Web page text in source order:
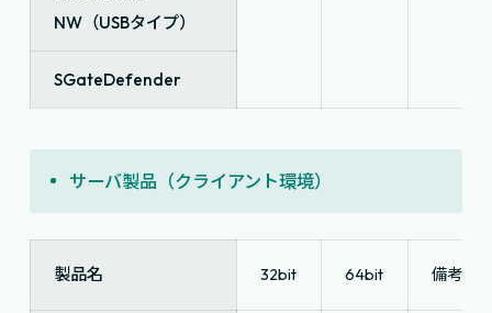
NW（USBタイプ）
SGateDefender
サーバ製品（クライアント環境）
製品名 32bit 64bit 備考